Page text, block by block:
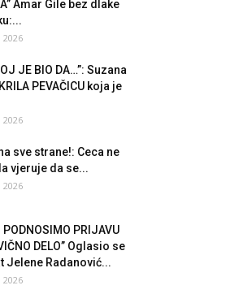
Amar Gile bez dlake
2026
JE BIO DA…”: Suzana
PEVAČICU koja je
2026
sve strane!: Ceca ne
vjeruje da se...
2026
PODNOSIMO PRIJAVU
DELO” Oglasio se
Jelene Radanović...
2026